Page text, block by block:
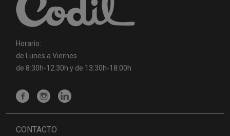
Horario:
de Lunes a Viernes
de 8:30h-12:30h y de 13:30h-18:00h
CONTACTO